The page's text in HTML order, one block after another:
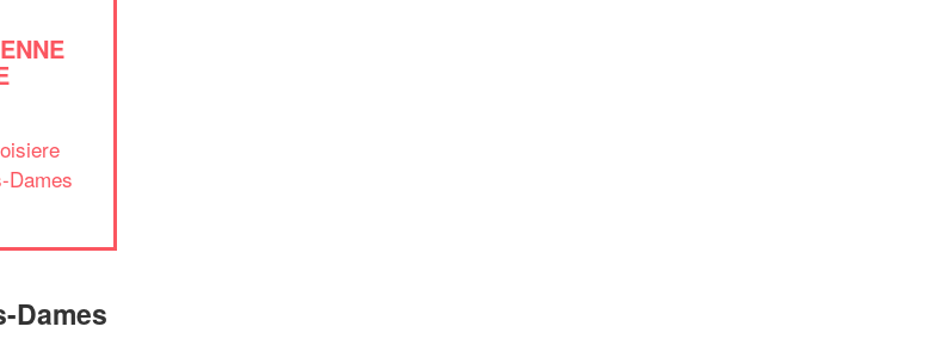
Dames
Dames